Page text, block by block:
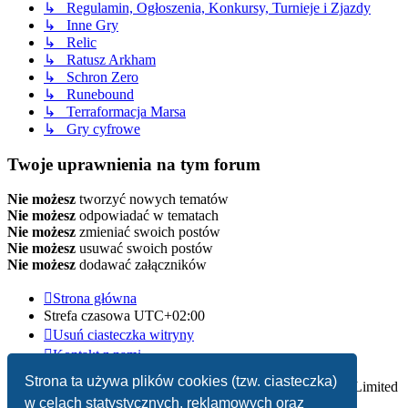
Strona ta używa plików cookies (tzw. ciasteczka)
w celach statystycznych, reklamowych oraz
↳ Regulamin, Ogłoszenia, Konkursy, Turnieje i Zjazdy
↳ Inne Gry
↳ Relic
↳ Ratusz Arkham
↳ Schron Zero
↳ Runebound
↳ Terraformacja Marsa
↳ Gry cyfrowe
Twoje uprawnienia na tym forum
Nie możesz tworzyć nowych tematów
Nie możesz odpowiadać w tematach
Nie możesz zmieniać swoich postów
Nie możesz usuwać swoich postów
Nie możesz dodawać załączników
Strona główna
Strefa czasowa UTC+02:00
Usuń ciasteczka witryny
Kontakt z nami
Technologię dostarczaphpBB® Forum Software © phpBB Limited